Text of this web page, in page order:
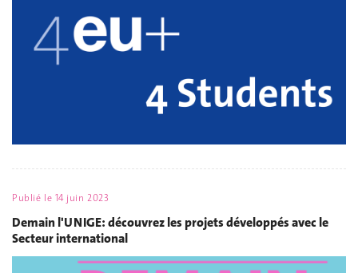
Publié le 14 juin 2023
Demain l'UNIGE: découvrez les projets développés avec le
Secteur international